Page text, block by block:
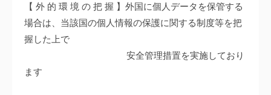
【 外 的 環 境 の 把 握 】外国に個人データを保管する
場合は、当該国の個人情報の保護に関する制度等を把
握した上で
安全管理措置を実施しており
ます